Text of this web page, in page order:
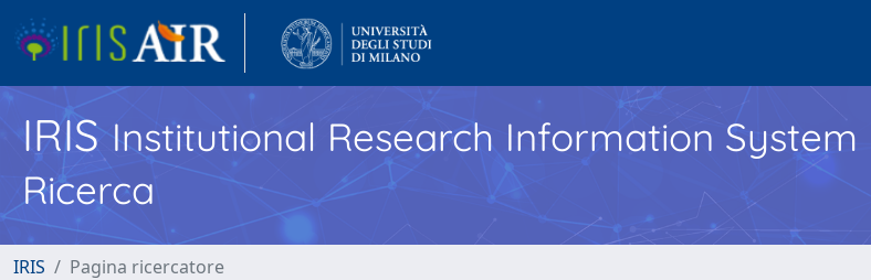
IRISInstitutional Research Information System
Ricerca
IRIS Pagina ricercatore